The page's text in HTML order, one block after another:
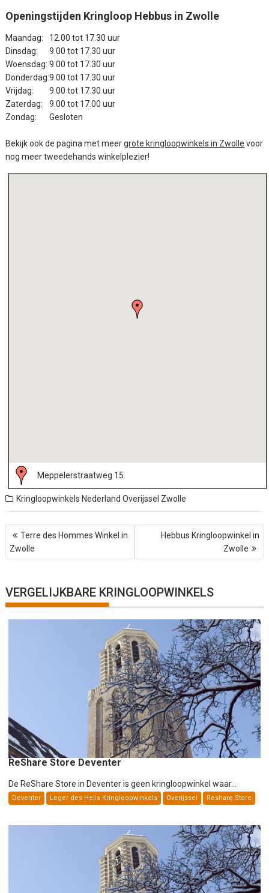
Openingstijden Kringloop Hebbus in Zwolle
Maandag:
12.00 tot 17.30 uur
Dinsdag:
9.00 tot 17.30 uur
Woensdag: 9.00 tot 17.30 uur
Donderdag:9.00 tot 17.30 uur
Vrijdag:
9.00 tot 17.30 uur
Zaterdag:
9.00 tot 17.00 uur
Zondag:
Gesloten
Bekijk ook de pagina met meergrote kringloopwinkels in Zwolle voor
nog meer tweedehands winkelplezier!
Meppelerstraatweg 15
Kringloopwinkels Nederland Overijssel Zwolle
e
r
h
t
Terre des Hommes Winkel in
Zwolle
Hebbus Kringloopwinkel in
Zwolle
VERGELIJKBARE KRINGLOOPWINKELS
ReShare Store Deventer
De ReShare Store in Deventer is geen kringloopwinkel waar...
Deventer Leger des Heils Kringloopwinkels Overijssel Reshare Store